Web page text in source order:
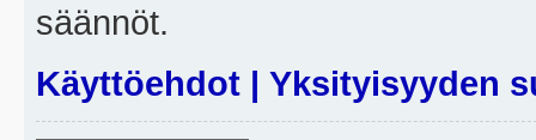
säännöt.
Käyttöehdot | Yksityisyyden